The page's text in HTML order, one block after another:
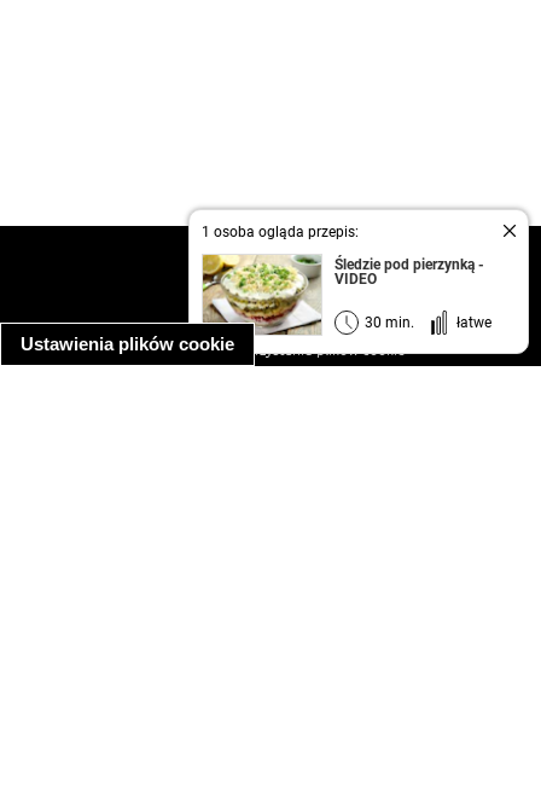
Ustawienia plików cookie
1 osoba ogląda przepis:
Śledzie pod pierzynką -
VIDEO
30 min. łatwe
kontakt
regulamin
informacja o prywatności
informacja o wykorzystaniu plików cookie